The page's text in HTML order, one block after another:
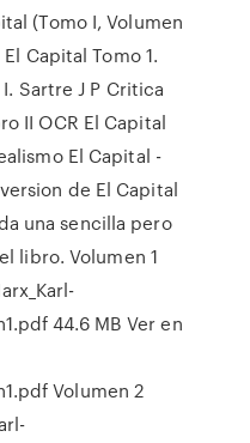
(Tomo I, Volumen
Capital Tomo 1.
Sartre J P Critica
II OCR El Capital
El Capital -
de El Capital
una sencilla pero
libro. Volumen 1
44.6 MB Ver en
Volumen 2